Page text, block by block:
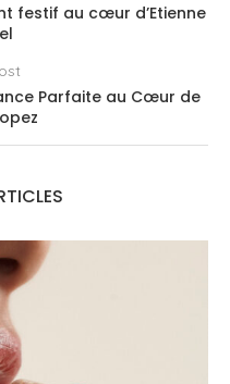
festif au cœur d’Etienne
Parfaite au Cœur de